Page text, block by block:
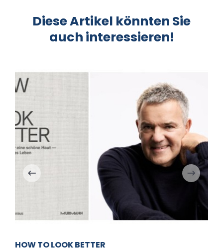
Diese Artikel könnten Sie
auch interessieren!
HOW TO LOOK BETTER